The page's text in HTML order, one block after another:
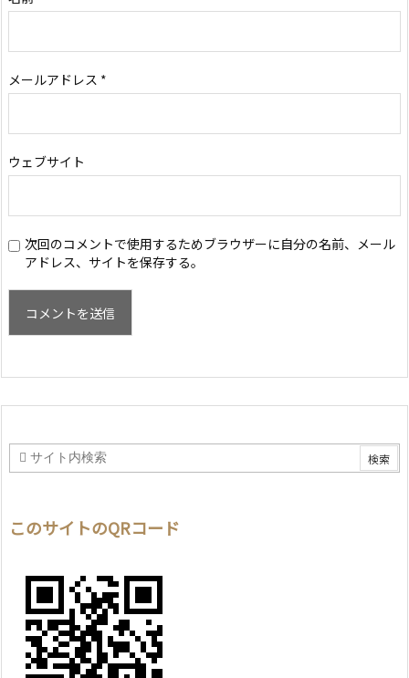
メールアドレス *
ウェブサイト
次回のコメントで使用するためブラウザーに自分の名前、メール
アドレス、サイトを保存する。
このサイトのQRコード